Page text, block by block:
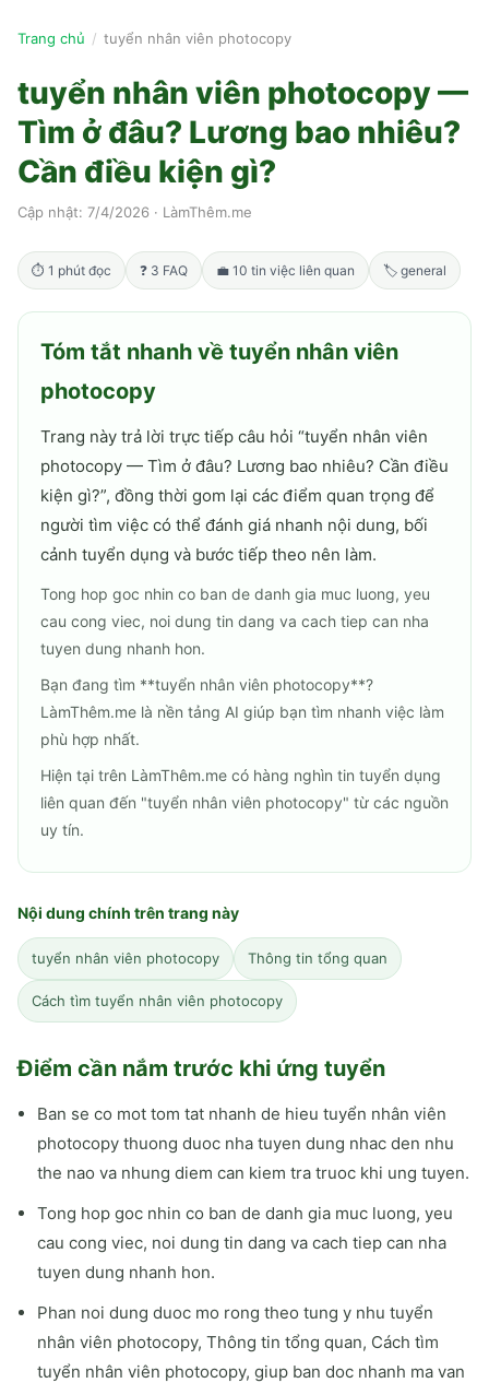
Trang chủ / tuyển nhân viên photocopy
tuyển nhân viên photocopy —
Tìm ở đâu? Lương bao nhiêu?
Cần điều kiện gì?
Cập nhật: 7/4/2026 · LàmThêm.me
⏱ 1 phút đọc ❓ 3 FAQ 💼 10 tin việc liên quan 🏷 general
Tóm tắt nhanh về tuyển nhân viên
photocopy
Trang này trả lời trực tiếp câu hỏi “tuyển nhân viên
photocopy — Tìm ở đâu? Lương bao nhiêu? Cần điều
kiện gì?”, đồng thời gom lại các điểm quan trọng để
người tìm việc có thể đánh giá nhanh nội dung, bối
cảnh tuyển dụng và bước tiếp theo nên làm.
Tong hop goc nhin co ban de danh gia muc luong, yeu
cau cong viec, noi dung tin dang va cach tiep can nha
tuyen dung nhanh hon.
Bạn đang tìm **tuyển nhân viên photocopy**?
LàmThêm.me là nền tảng AI giúp bạn tìm nhanh việc làm
phù hợp nhất.
Hiện tại trên LàmThêm.me có hàng nghìn tin tuyển dụng
liên quan đến "tuyển nhân viên photocopy" từ các nguồn
uy tín.
Nội dung chính trên trang này
tuyển nhân viên photocopy Thông tin tổng quan
Cách tìm tuyển nhân viên photocopy
Điểm cần nắm trước khi ứng tuyển
Ban se co mot tom tat nhanh de hieu tuyển nhân viên
photocopy thuong duoc nha tuyen dung nhac den nhu
the nao va nhung diem can kiem tra truoc khi ung tuyen.
Tong hop goc nhin co ban de danh gia muc luong, yeu
cau cong viec, noi dung tin dang va cach tiep can nha
tuyen dung nhanh hon.
Phan noi dung duoc mo rong theo tung y nhu tuyển
nhân viên photocopy, Thông tin tổng quan, Cách tìm
tuyển nhân viên photocopy, giup ban doc nhanh ma van